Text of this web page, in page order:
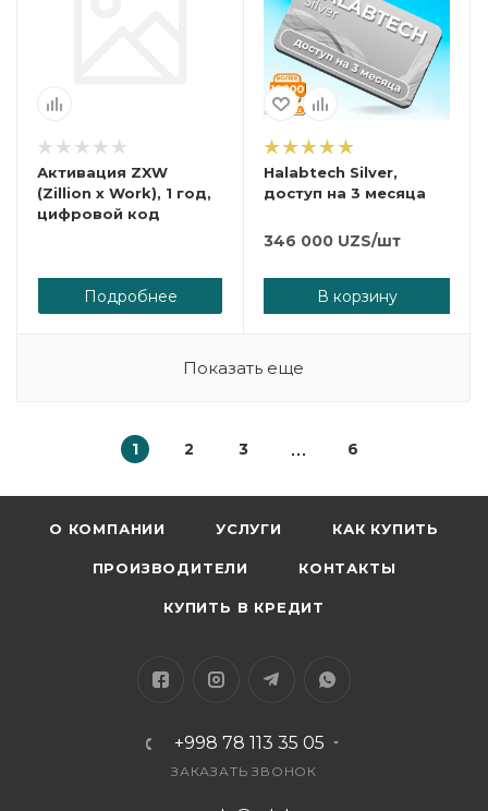
Активация ZXW
(Zillion x Work), 1 год,
цифровой код
Подробнее
Halabtech Silver,
доступ на 3 месяца
346 000 UZS/шт
В корзину
Показать еще
1 2 3 6
О КОМПАНИИ УСЛУГИ КАК КУПИТЬ
ПРОИЗВОДИТЕЛИ КОНТАКТЫ
КУПИТЬ В КРЕДИТ
+998 78 113 35 05
ЗАКАЗАТЬ ЗВОНОК